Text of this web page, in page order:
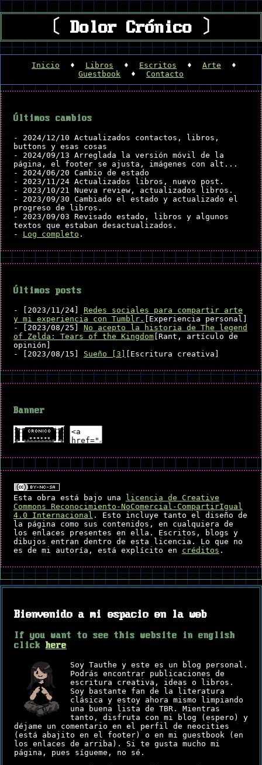
〔 Dolor Crónico 〕
Inicio ♦ Libros ♦ Escritos ♦ Arte
♦
Guestbook
♦ Contacto
Últimos cambios
- 2024/12/10 Actualizados contactos, libros,
buttons y esas cosas
- 2024/09/13 Arreglada la versión móvil de la
página, el footer se ajusta, imágenes con alt...
- 2024/06/20 Cambio de estado
- 2023/11/24 Actualizados libros, nuevo post.
- 2023/10/21 Nueva review, actualizados libros.
- 2023/09/30 Cambiado el estado y actualizado el
progreso de libros.
- 2023/09/03 Revisado estado, libros y algunos
textos que estaban desactualizados.
- Log completo .
Últimos posts
- [2023/11/24] Redes sociales para compartir arte
y mi experiencia con Tumblr.
[Experiencia personal]
- [2023/08/25] No acepto la historia de The legend
of Zelda: Tears of the Kingdom [Rant, artículo de
opinión]
- [2023/08/15] Sueño [3] [Escritura creativa]
Banner
Esta obra está bajo una
licencia de Creative
Commons Reconocimiento-NoComercial-CompartirIgual
4.0 Internacional . Esto incluye tanto el diseño de
la página como sus contenidos, en cualquiera de
los enlaces presentes en ella. Escritos, blogs y
dibujos entran dentro de esta licencia. Lo que no
es de mi autoría, está explícito en créditos .
Bienvenido a mi espacio en la web
If you want to see this website in english
click here
Soy Tauthe y este es un blog personal.
Podrás encontrar publicaciones de
escritura creativa, ideas o libros.
Soy bastante fan de la literatura
clásica y estoy ahora mismo limpiando
una buena lista de TBR. Mientras
tanto, disfruta con mi blog (espero) y
déjame un comentario en el perfil de neocities
(está abajito en el footer) o en mi guestbook (en
los enlaces de arriba). Si te gusta mucho mi
página, pues sígueme, no sé.